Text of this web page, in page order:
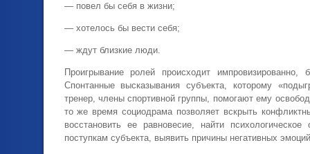
— повел бы себя в жизни;
— хотелось бы вести себя;
— ждут близкие люди.
Проигрывание ролей происходит импровизированно,
Спонтанные высказывания субъекта, которому
тренер, члены спортивной группы, помогают ему
то же время социодрама позволяет вскрыть
восстановить ее равновесие, найти
поступкам субъекта, выявить причины негативных